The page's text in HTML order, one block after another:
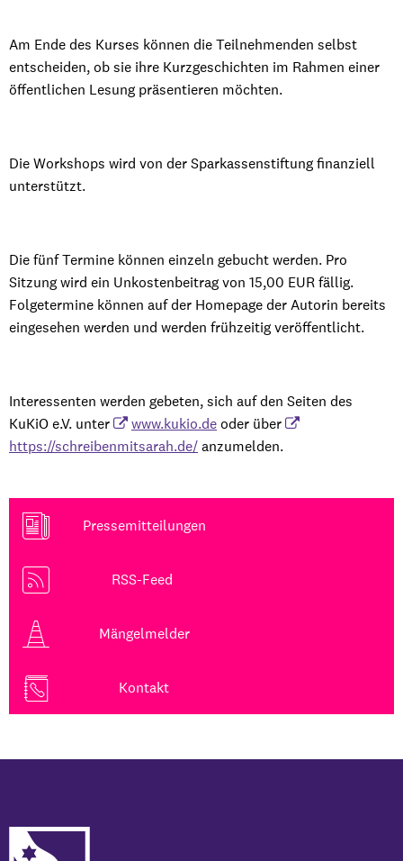
Am Ende des Kurses können die Teilnehmenden selbst
entscheiden, ob sie ihre Kurzgeschichten im Rahmen einer
öffentlichen Lesung präsentieren möchten.
Die Workshops wird von der Sparkassenstiftung finanziell
unterstützt.
Die fünf Termine können einzeln gebucht werden. Pro
Sitzung wird ein Unkostenbeitrag von 15,00 EUR fällig.
Folgetermine können auf der Homepage der Autorin bereits
eingesehen werden und werden frühzeitig veröffentlicht.
Interessenten werden gebeten, sich auf den Seiten des
KuKiO e.V. unter
www.kukio.de oder über
https://schreibenmitsarah.de/ anzumelden.
Pressemitteilungen
RSS-Feed
Mängelmelder
Kontakt